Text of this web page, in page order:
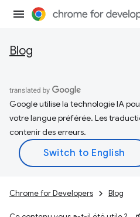
Blog
Google utilise la technologie IA
votre langue préférée. Les
contenir des erreurs.
Chrome for Developers Blog